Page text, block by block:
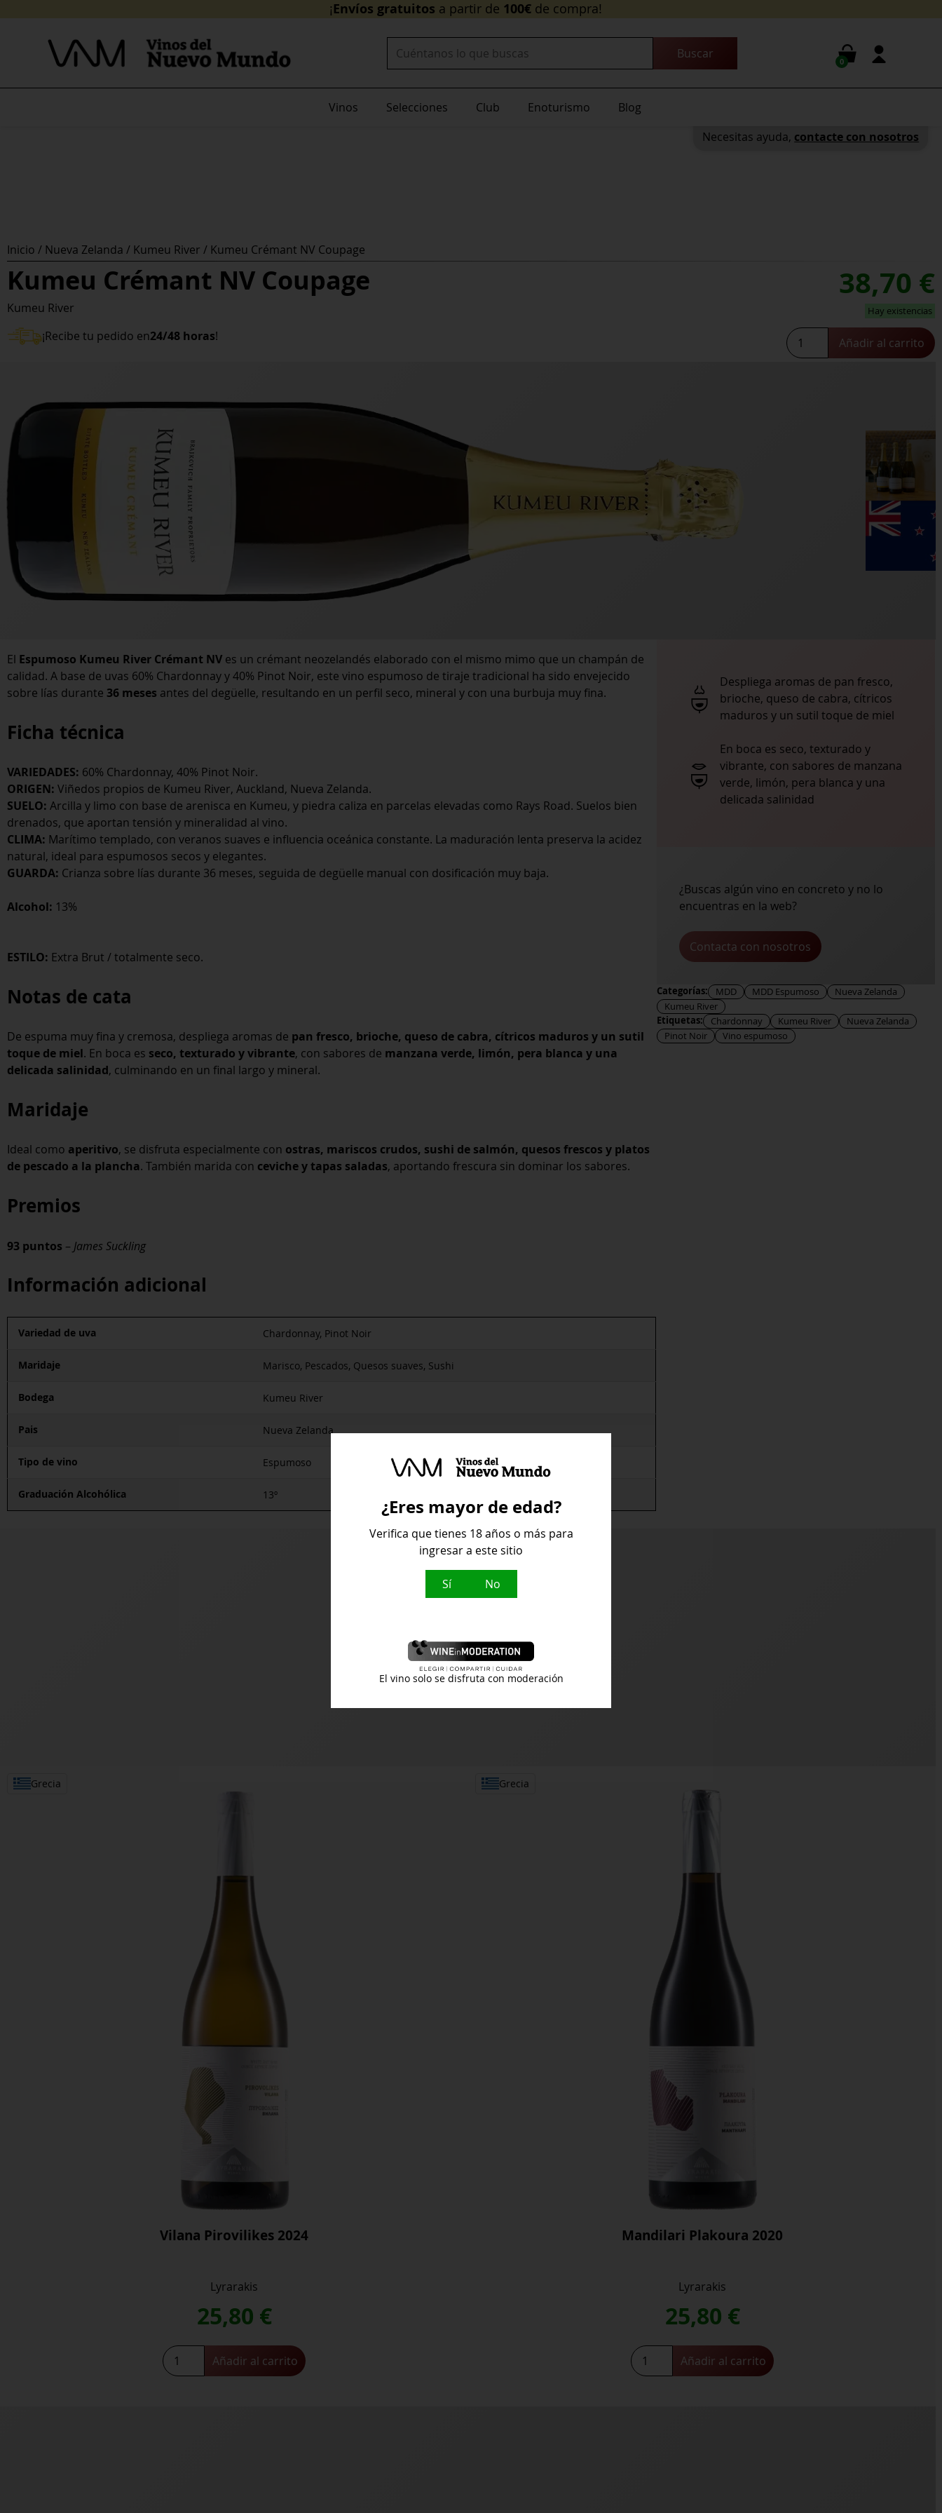
¡Envíos gratuitosa pa
0
Vinos Selecciones Club Enoturismo Blog
Inicio / Nueva Zelanda / Kumeu River / Kumeu Crémant NV Coupage
Kumeu Crémant NV Coupage
Kumeu River
¡Recibe tu pedido en24/48 horas!
38,70 €
Hay existencias
Kumeu
Crémant
Añadir al carrito
El Espumoso Kumeu River Crémant NV es un crémant neozelandés elaborado con el mismo mimo que un champán de
calidad. A base de uvas 60% Chardonnay y 40% Pinot Noir, este vino espumoso de tiraje tradicional ha sido envejecido
sobre lías durante 36 meses antes del degüelle, resultando en un perfil seco, mineral y con una burbuja muy fina.
Ficha técnica
VARIEDADES: 60% Chardonnay, 40% Pinot Noir.
ORIGEN: Viñedos propios de Kumeu River, Auckland, Nueva Zelanda.
SUELO: Arcilla y limo con base de arenisca en Kumeu, y piedra caliza en parcelas elevadas como Rays Road. Suelos bien
drenados, que aportan tensión y mineralidad al vino.
CLIMA: Marítimo templado, con veranos suaves e influencia oceánica constante. La maduración lenta preserva la acidez
natural, ideal para espumosos secos y elegantes.
GUARDA: Crianza sobre lías durante 36 meses, seguida de degüelle manual con dosificación muy baja.
Alcohol: 13%
ESTILO: Extra Brut / totalmente seco.
Notas de cata
De espuma muy fina y cremosa, despliega aromas de pan fresco, brioche, queso de cabra, cítricos maduros y un sutil
toque de miel. En boca es seco, texturado y vibrante, con sabores de manzana verde, limón, pera blanca y una
delicada salinidad, culminando en un final largo y mineral.
Maridaje
Ideal como aperitivo, se disfruta especialmente con ostras, mariscos crudos, sushi de salmón, quesos frescos y platos
de pescado a la plancha. También marida con ceviche y tapas saladas, aportando frescura sin dominar los sabores.
Premios
93 puntos – James Suckling
Información adicional
Variedad de uva Chardonnay, Pinot Noir
Maridaje Marisco, Pescados, Quesos suaves, Sushi
Bodega Kumeu River
Pais Nueva Zelanda
Tipo de vino Espumoso
Graduación Alcohólica 13º
Despliega aromas de pan fresco,
brioche, queso de cabra, cítricos
maduros y un sutil toque de miel
En boca es seco, texturado y
vibrante, con sabores de manzana
verde, limón, pera blanca y una
delicada salinidad
¿Buscas algún vino en concreto y no lo
encuentras en la web?
Contacta con nosotros
Categorías: MDD MDD Espumoso
Nueva Zelanda
Kumeu River
Etiquetas: Chardonnay Kumeu River
Nueva Zelanda
Pinot Noir
Vino espumoso
Otros vinos deMDD
Grecia
Vilana Pirovilikes 2024
Lyrarakis
25,80 €
Vilana
Pirovilikes
Añadir al carrito
Grecia
Mandilari Plakoura 2020
Lyrarakis
25,80 €
Mandilari
Plakoura
Añadir al carrito
Necesitas ayuda, contacte con nosotros
¿Eres mayor de edad?
Verifica que tienes 18 años o más para
ingresar a este sitio
Sí No
El vino solo se disfruta con moderación